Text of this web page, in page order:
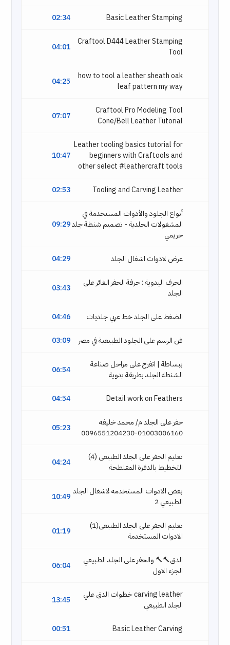
02:34 Basic Leather Stamping
04:01
Craftool D444 Leather Stamping
Tool
04:25
how to tool a leather sheath oak
leaf pattern my way
07:07
Craftool Pro Modeling Tool
Cone/Bell Leather Tutorial
10:47
Leather tooling basics tutorial for
beginners with Craftools and
other select #leathercraft tools
02:53 Tooling and Carving Leather
09:29
أنواع الجلود والأدوات المستخدمة في
المشغولات الجلدية - تصميم شنطة جلد
حريمي
04:29 عرض لادوات اشغال الجلد
03:43
الحرف اليدوية : حرفة الحفر الغائر على
الجلد
04:46 الضغط على الجلد خط عربي جلديات
03:09 فن الرسم على الجلود الطبيعية في مصر
06:54
ببساطة | اتفرج على مراحل صناعة
الشنطة الجلد بطريقة يدوية
04:54 Detail work on Feathers
05:23
حفر على الجلد م/ محمد خليفه
01003006160-0096551204230
04:24
تعليم الحفر على الجلد الطبيعى (4)
التخطيط بالدفرة المفلطحة
10:49 بعض الادوات المستخدمه لاشغال الجلد
الطبيعي 2
01:19
تعليم الحفر على الجلد الطبيعى(1)
الادوات المستخدمة
06:04
الدق🔨🔨 والحفر على الجلد الطبيعي
الجزء الاول
13:45
carving leather خطوات الدق علي
الجلد الطبيعي
00:51 Basic Leather Carving